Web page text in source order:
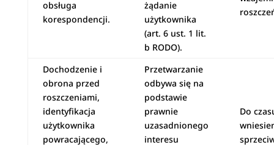
obsługa
korespondencji.
żądanie
użytkownika
(art. 6 ust. 1 lit.
b RODO).
Dochodzenie i
obrona przed
roszczeniami,
identyfikacja
użytkownika
powracającego,
Przetwarzanie
odbywa się na
podstawie
prawnie
uzasadnionego
interesu
Do